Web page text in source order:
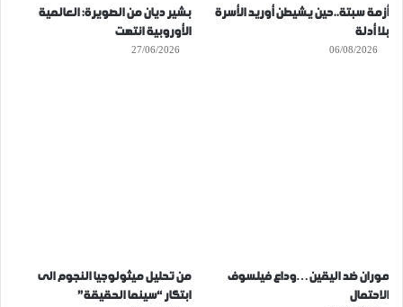
أزمة سبتة..حين يشيطن أوريد الأسرة
بلا أدلة
06/08/2026
بشير ديان من الصويرة: العالمية
الأوروبية انتهت
27/06/2026
موران ضد اليقين…وداع فيلسوف
الاحتمال
من تحليل ميثولوجيا النجوم الى
ابتكار “سينما الحقيقة”